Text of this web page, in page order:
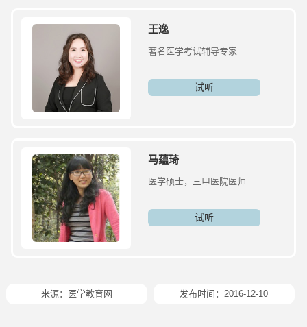
王逸
著名医学考试辅导专家
试听
马蕴琦
医学硕士，三甲医院医师
试听
来源： 医学教育网 发布时间：2016-12-10